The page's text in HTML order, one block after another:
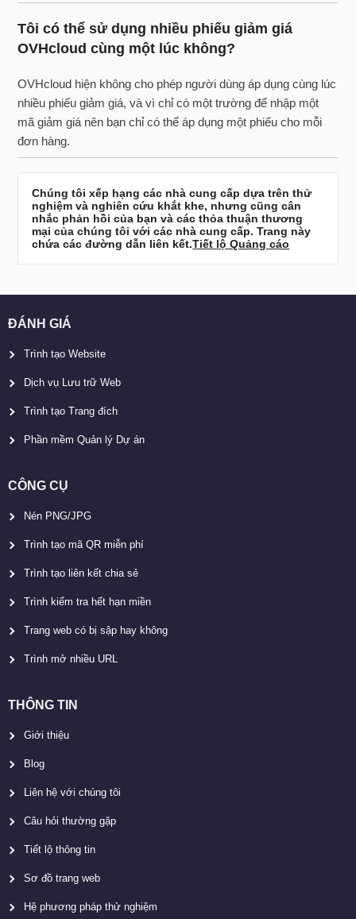
Tôi có thể sử dụng nhiều phiếu giảm giá
OVHcloud cùng một lúc không?
OVHcloud hiện không cho phép người dùng áp dụng cùng lúc
nhiều phiếu giảm giá, và vì chỉ có một trường để nhập một
mã giảm giá nên bạn chỉ có thể áp dụng một phiếu cho mỗi
đơn hàng.
Chúng tôi xếp hạng các nhà cung cấp dựa trên thử
nghiệm và nghiên cứu khắt khe, nhưng cũng cân
nhắc phản hồi của bạn và các thỏa thuận thương
mại của chúng tôi với các nhà cung cấp. Trang này
chứa các đường dẫn liên kết.Tiết lộ Quảng cáo
ĐÁNH GIÁ
Trình tạo Website
Dịch vụ Lưu trữ Web
Trình tạo Trang đích
Phần mềm Quản lý Dự án
CÔNG CỤ
Nén PNG/JPG
Trình tạo mã QR miễn phí
Trình tạo liên kết chia sẻ
Trình kiểm tra hết hạn miền
Trang web có bị sập hay không
Trình mở nhiều URL
THÔNG TIN
Giới thiệu
Blog
Liên hệ với chúng tôi
Câu hỏi thường gặp
Tiết lộ thông tin
Sơ đồ trang web
Hệ phương pháp thử nghiệm